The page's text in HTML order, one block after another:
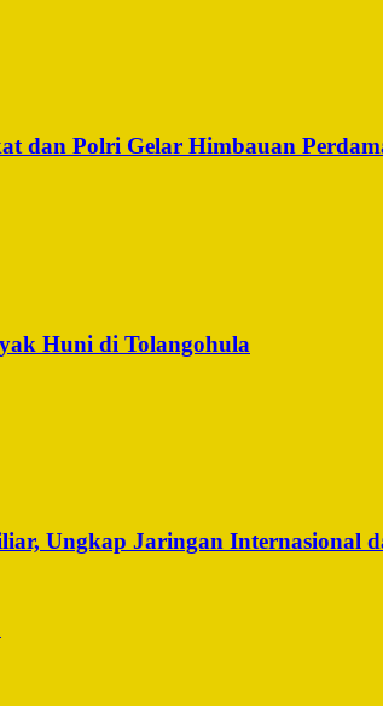
dan Polri Gelar Himbauan
Huni di Tolangohula
Ungkap Jaringan Internasional